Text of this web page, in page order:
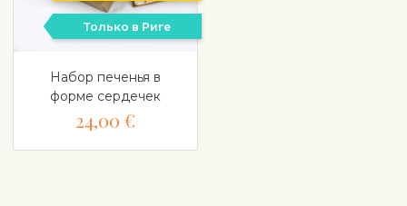
Только в Риге
Набор печенья в
форме сердечек
24,00 €